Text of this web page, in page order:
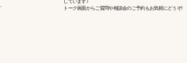
しています♪
トーク画面からご質問や相談会のご予約もお気軽にどうぞ!